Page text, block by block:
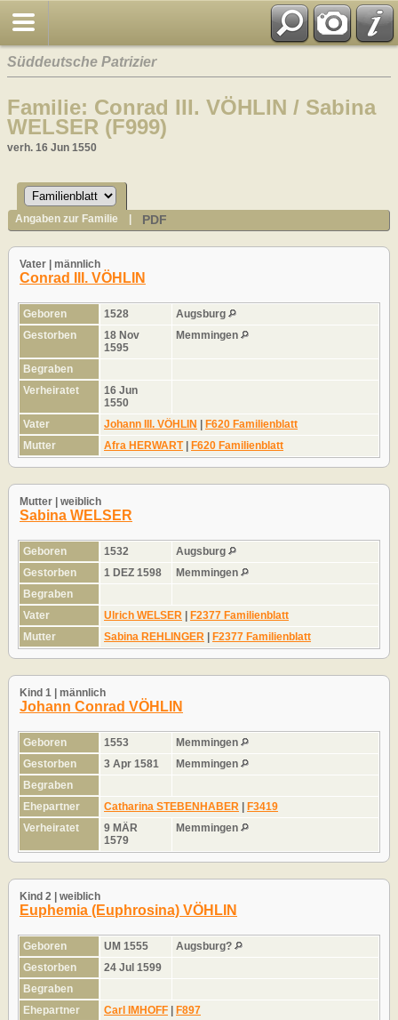
Süddeutsche Patrizier
Familie: Conrad III. VÖHLIN / Sabina
WELSER (F999)
verh. 16 Jun 1550
Angaben zur Familie PDF
Vater | männlich
Conrad III. VÖHLIN
Geboren 1528
Augsburg
Gestorben
18 Nov
1595
Memmingen
Begraben
Verheiratet
16 Jun
1550
Vater
Johann III. VÖHLIN | F620 Familienblatt
Mutter
Afra HERWART| F620 Familienblatt
Mutter | weiblich
Sabina WELSER
Geboren 1532
Augsburg
Gestorben
1 DEZ 1598
Memmingen
Begraben
Vater
Ulrich WELSER | F2377 Familienblatt
Mutter
Sabina REHLINGER | F2377 Familienblatt
Kind 1 | männlich
Johann Conrad VÖHLIN
Geboren 1553
Memmingen
Gestorben
3 Apr 1581
Memmingen
Begraben
Ehepartner
Catharina STEBENHABER | F3419
Verheiratet
9 MÄR
1579
Memmingen
Kind 2 | weiblich
Euphemia (Euphrosina) VÖHLIN
Geboren UM 1555
Augsburg?
Gestorben
24 Jul 1599
Begraben
Ehepartner
Carl IMHOFF | F897